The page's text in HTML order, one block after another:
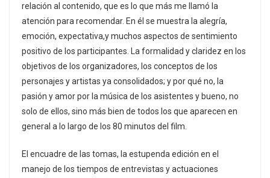
relación al contenido, que es lo que más me llamó la
atención para recomendar. En él se muestra la alegría,
emoción, expectativa,y muchos aspectos de sentimiento
positivo de los participantes. La formalidad y claridez en los
objetivos de los organizadores, los conceptos de los
personajes y artistas ya consolidados; y por qué no, la
pasión y amor por la música de los asistentes y bueno, no
solo de ellos, sino más bien de todos los que aparecen en
general a lo largo de los 80 minutos del film.
El encuadre de las tomas, la estupenda edición en el
manejo de los tiempos de entrevistas y actuaciones